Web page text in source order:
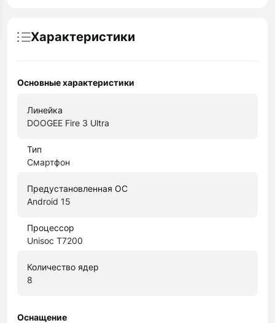
Характеристики
Основные характеристики
Линейка
DOOGEE Fire 3 Ultra
Тип
Смартфон
Предустановленная ОС
Android 15
Процессор
Unisoc T7200
Количество ядер
8
Оснащение